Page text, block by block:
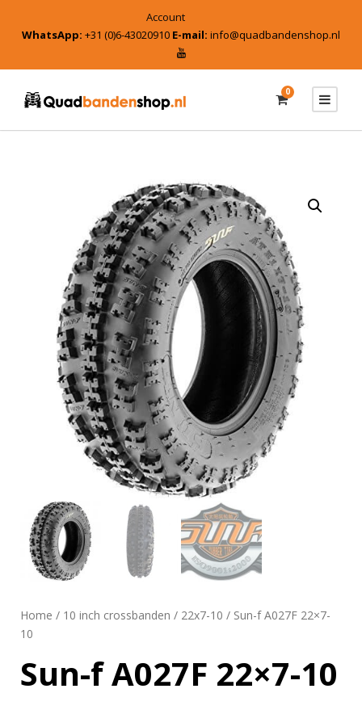
Account
WhatsApp: +31 (0)6-43020910 E-mail: info@quadbandenshop.nl
0
Home / 10 inch crossbanden / 22x7-10 / Sun-f A027F 22×7-
10
Sun-f A027F 22×7-10